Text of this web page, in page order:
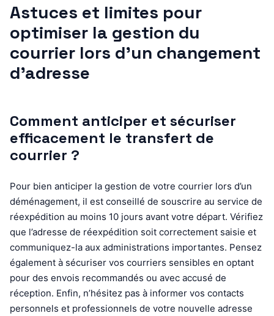
Astuces et limites pour
optimiser la gestion du
courrier lors d’un changement
d’adresse
Comment anticiper et sécuriser
efficacement le transfert de
courrier ?
Pour bien anticiper la gestion de votre courrier lors d’un
déménagement, il est conseillé de souscrire au service de
réexpédition au moins 10 jours avant votre départ. Vérifiez
que l’adresse de réexpédition soit correctement saisie et
communiquez-la aux administrations importantes. Pensez
également à sécuriser vos courriers sensibles en optant
pour des envois recommandés ou avec accusé de
réception. Enfin, n’hésitez pas à informer vos contacts
personnels et professionnels de votre nouvelle adresse